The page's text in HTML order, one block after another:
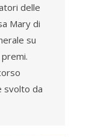
delle
Mary di
su
svolto da